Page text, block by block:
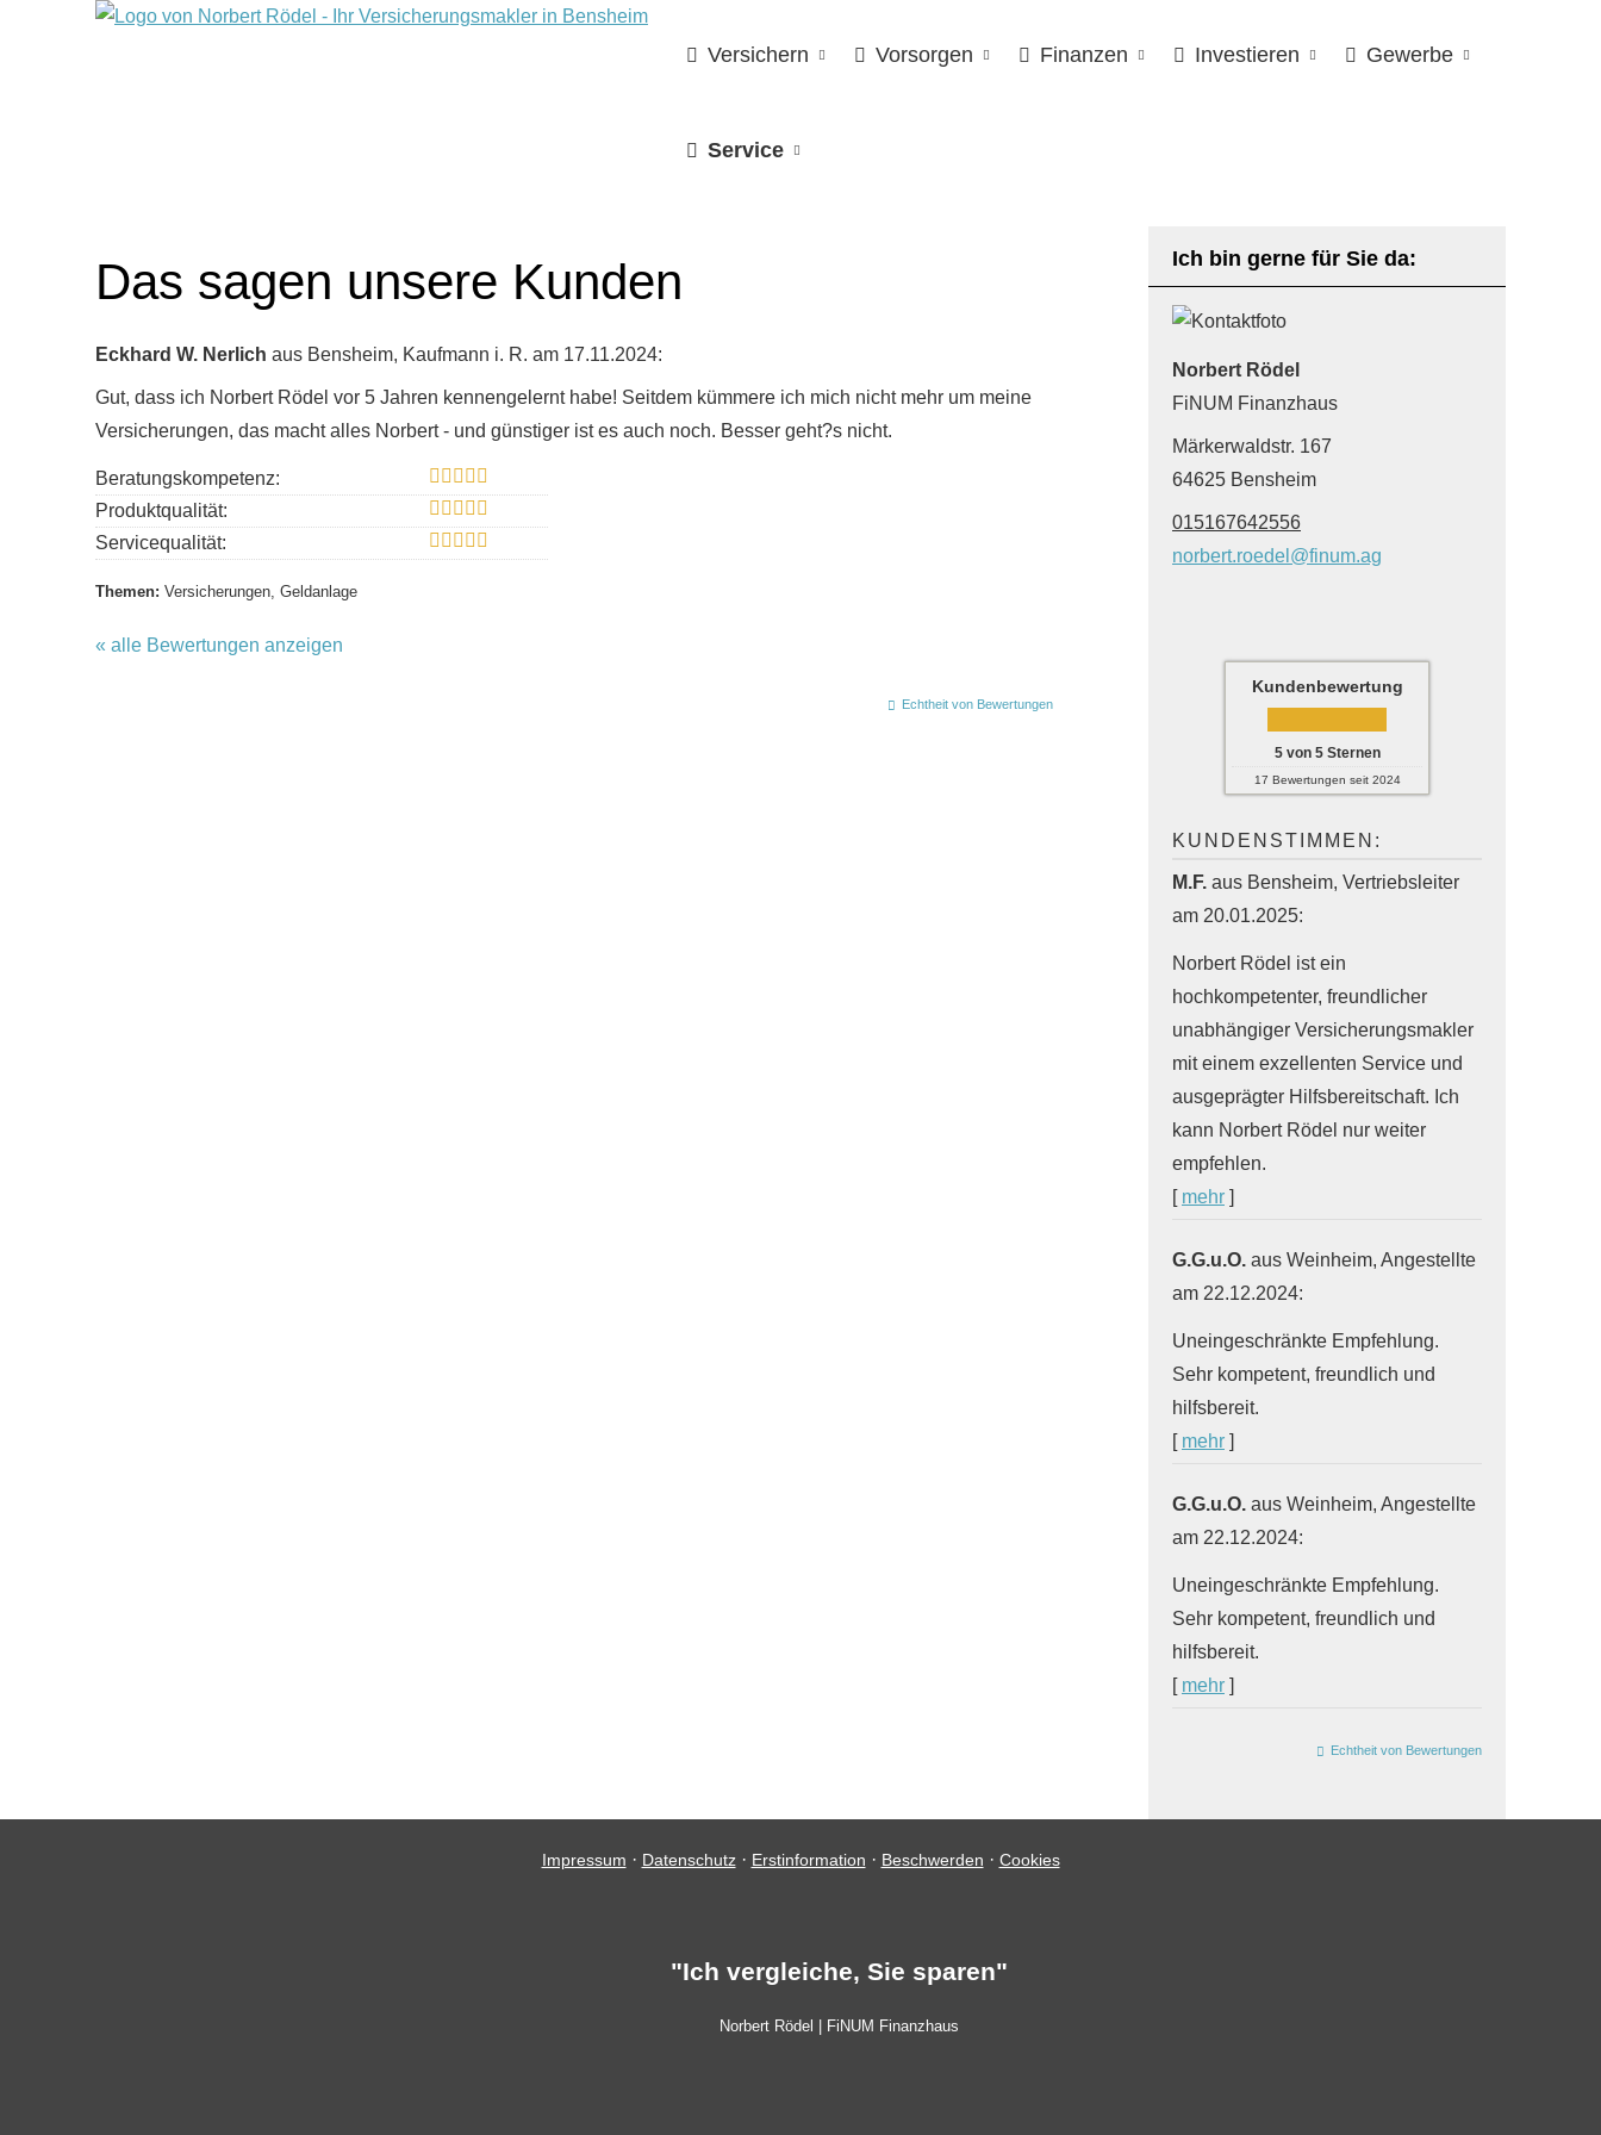
Versichern Vorsorgen Finanzen Investieren Gewerbe
Service
Ich bin gerne für Sie da:
Norbert Rödel
FiNUM Finanzhaus
Märkerwaldstr. 167
64625 Bensheim
015167642556
norbert.roedel@finum.ag
Kundenbewertung
5von 5Sternen
17 Bewertungen seit 2024
KUNDENSTIMMEN:
M.F. aus Bensheim, Vertriebsleiter
am 20.01.2025:
Norbert Rödel ist ein
hochkompetenter, freundlicher
unabhängiger Ver­sicherungs­makler
mit einem exzellenten Service und
ausgeprägter Hilfsbereitschaft. Ich
kann Norbert Rödel nur weiter
empfehlen.
[ mehr ]
G.G.u.O. aus Weinheim, Angestellte
am 22.12.2024:
Uneingeschränkte Empfehlung.
Sehr kompetent, freundlich und
hilfsbereit.
[ mehr ]
G.G.u.O. aus Weinheim, Angestellte
am 22.12.2024:
Uneingeschränkte Empfehlung.
Sehr kompetent, freundlich und
hilfsbereit.
[ mehr ]
Echtheit von Bewertungen
Das sagen unsere Kunden
Eckhard W. Nerlich aus Bensheim, Kaufmann i. R. am 17.11.2024:
Gut, dass ich Norbert Rödel vor 5 Jahren kennengelernt habe! Seitdem kümmere ich mich nicht mehr um meine
Versicherungen, das macht alles Norbert - und günstiger ist es auch noch. Besser geht?s nicht.
Beratungskompetenz:
Produktqualität:
Servicequalität:
Themen: Versicherungen, Geldanlage
« alle Bewertungen anzeigen
Echtheit von Bewertungen
Impressum · Datenschutz· Erstinformation · Beschwerden · Cookies
"Ich vergleiche, Sie sparen"
Norbert Rödel | FiNUM Finanzhaus